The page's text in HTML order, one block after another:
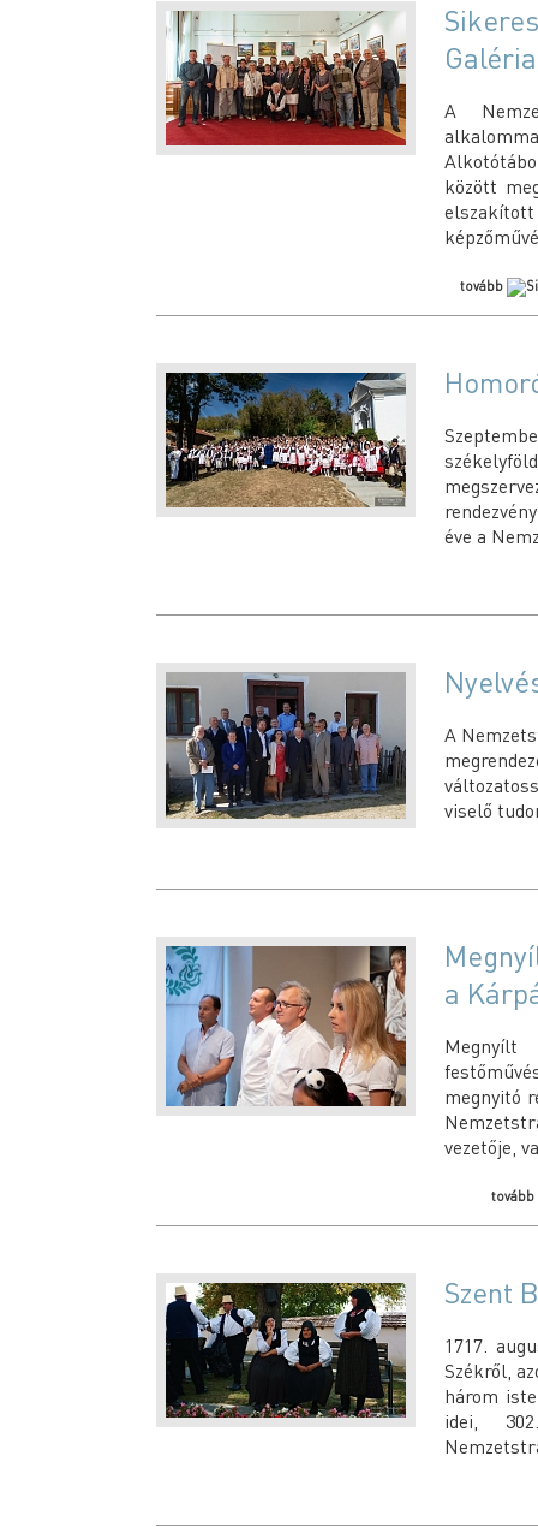
A
között
tovább
éve a
A
viselő
a
Megnyílt
megnyitó
vezetője,
tovább
Szent
1717.
Székről,
három
idei,